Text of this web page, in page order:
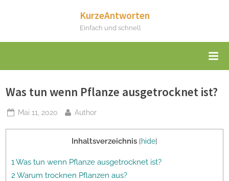
KurzeAntworten
Einfach und schnell
Was tun wenn Pflanze ausgetrocknet ist?
Posted
Mai 11, 2020 By
Author
Inhaltsverzeichnis [hide]
1 Was tun wenn Pflanze ausgetrocknet ist?
2 Warum trocknen Pflanzen aus?